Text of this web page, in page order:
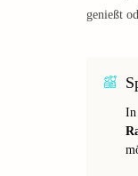
genießt
In